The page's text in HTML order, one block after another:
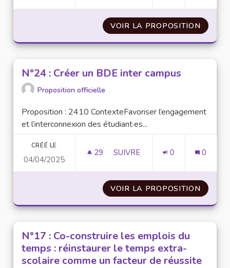
VOIR LA PROPOSITION N°26
N°24 : Créer un BDE inter campus
Proposition officielle
Proposition : 2410 ContexteFavoriser l’engagement
et l’interconnexion des étudiant·es...
CRÉÉ LE
04/04/2025
29 29 ABONNÉS
SUIVRE 0 0
VOIR LA PROPOSITION N°24
N°17 : Co-construire les emplois du
temps : réinstaurer le temps extra-
scolaire comme un facteur de réussite